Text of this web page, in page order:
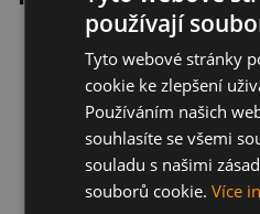
používají
Tyto webové stránky
cookie ke zlepšení
Používáním našich
souhlasíte se všemi
souladu s našimi
souborů cookie.Více